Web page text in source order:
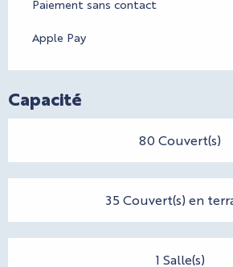
Paiement sans contact
Apple Pay
Capacité
80 Couvert(s)
35 Couvert(s) en
1 Salle(s)